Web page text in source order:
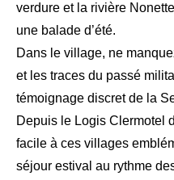
verdure et la rivière
une balade d’été.
Dans le village, ne
et les traces du passé
témoignage discret de la
Depuis le Logis Clermotel
facile à ces villages
séjour estival au rythme